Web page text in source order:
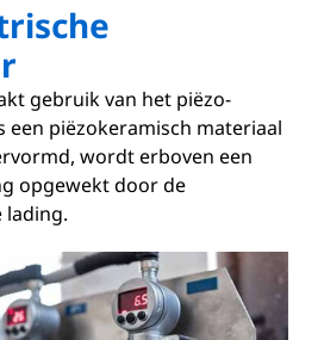
gebruik van het piëzo-
een piëzokeramisch materiaal
wordt erboven een
opgewekt door de
lading.